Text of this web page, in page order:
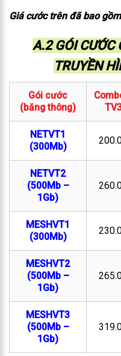
Giá cước trên đã bao
A.2 GÓI CƯỚC
TRUYỀN
Gói cước
(băng thông)
NETVT1
(300Mb)
NETVT2
(500Mb –
1Gb)
MESHVT1
(300Mb)
MESHVT2
(500Mb –
1Gb)
MESHVT3
(500Mb –
1Gb)